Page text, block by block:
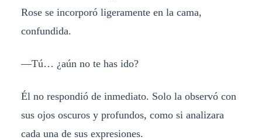
Rose se incorporó ligeramente en la cama,
confundida.
—Tú… ¿aún no te has ido?
Él no respondió de inmediato. Solo la observó con
sus ojos oscuros y profundos, como si analizara
cada una de sus expresiones.